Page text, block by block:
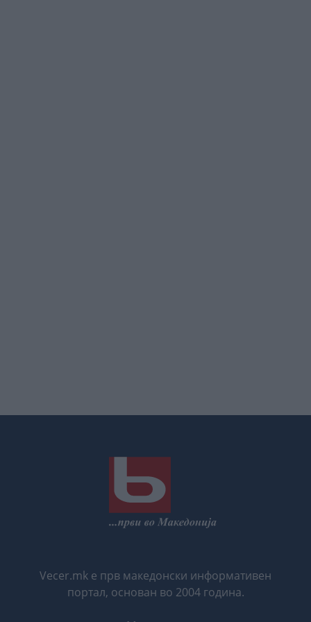
Vecer.mk е прв македонски информативен
портал, основан во 2004 година.